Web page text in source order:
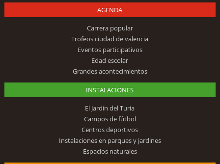
AGENDA
Carrera popular
Trofeos ciudad de valencia
Eventos participativos
Edad escolar
Grandes acontecimientos
INSTALACIONES
El Jardín del Turia
Campos de fútbol
Centros deportivos
Instalaciones en parques y jardines
Espacios naturales